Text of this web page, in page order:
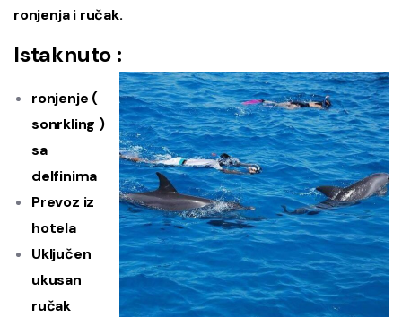
ronjenja i ručak.
Istaknuto :
ronjenje (
sonrkling )
sa
delfinima
Prevoz iz
hotela
Uključen
ukusan
ručak